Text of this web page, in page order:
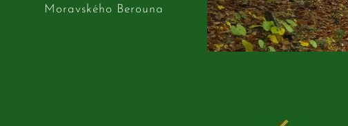
Moravského Berouna